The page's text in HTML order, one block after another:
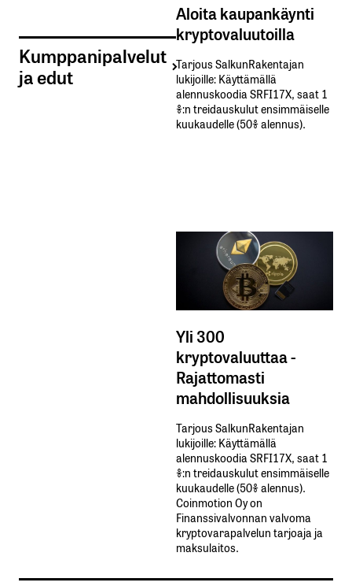
Kumppanipalvelut
ja edut
Aloita kaupankäynti
kryptovaluutoilla
Tarjous SalkunRakentajan
lukijoille: Käyttämällä​ ​
alennuskoodia​ ​SRFI17X,​ ​saat​ ​1
%:n treidauskulut​ ​ensimmäiselle​ ​
kuukaudelle​ ​(50%​ ​alennus).
Yli 300
kryptovaluuttaa -
Rajattomasti
mahdollisuuksia
Tarjous SalkunRakentajan
lukijoille: Käyttämällä​ ​
alennuskoodia​ ​SRFI17X,​ ​saat​ ​1
%:n treidauskulut​ ​ensimmäiselle​ ​
kuukaudelle​ ​(50%​ ​alennus).
Coinmotion Oy on
Finanssivalvonnan valvoma
kryptovarapalvelun tarjoaja ja
maksulaitos.